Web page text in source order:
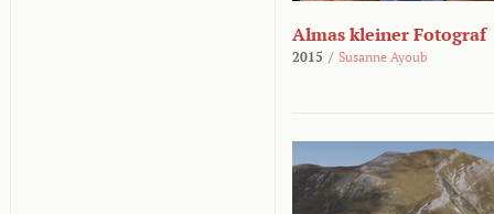
Almas kleiner Fotograf
2015 / Susanne Ayoub